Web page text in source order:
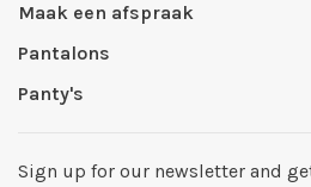
Maak een afspraak
Pantalons
Panty's
Sign up for our newsletter and